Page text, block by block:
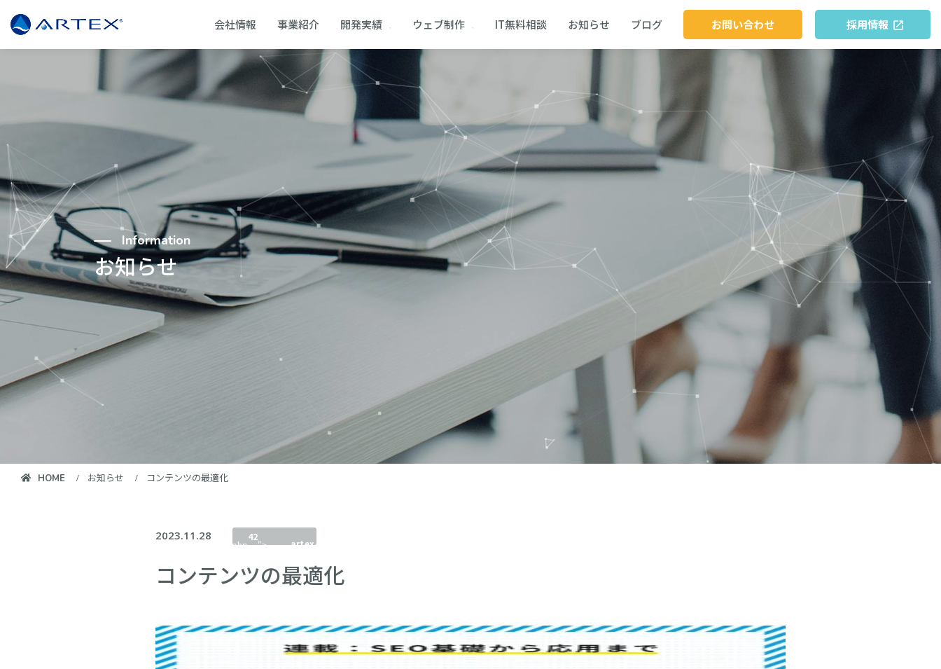
会社情報 事業紹介 開発実績 ウェブ制作 IT無料相談 お知らせ ブログ お問い合わせ 採用情報
Information
お知らせ
HOME お知らせ コンテンツの最適化
2023.11.28
content/themes/artex2022/single.php
42
">
artex.co.jp/public_html/wp-
on line
コンテンツの最適化